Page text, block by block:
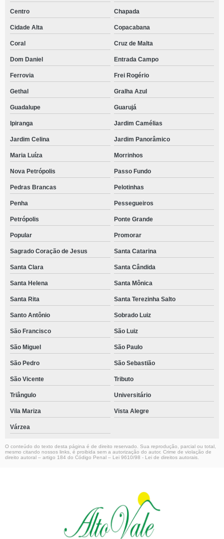
Centro Chapada
Cidade Alta Copacabana
Coral Cruz de Malta
Dom Daniel Entrada Campo
Ferrovia Frei Rogério
Gethal Gralha Azul
Guadalupe Guarujá
Ipiranga Jardim Camélias
Jardim Celina Jardim Panorâmico
Maria Luíza Morrinhos
Nova Petrópolis Passo Fundo
Pedras Brancas Pelotinhas
Penha Pessegueiros
Petrópolis Ponte Grande
Popular Promorar
Sagrado Coração de Jesus Santa Catarina
Santa Clara Santa Cândida
Santa Helena Santa Mônica
Santa Rita Santa Terezinha Salto
Santo Antônio Sobrado Luiz
São Francisco São Luiz
São Miguel São Paulo
São Pedro São Sebastião
São Vicente Tributo
Triângulo Universitário
Vila Mariza Vista Alegre
Várzea
O conteúdo do texto desta página é de direito reservado. Sua reprodução, parcial ou total,
mesmo citando nossos links, é proibida sem a autorização do autor. Crime de violação de
direito autoral – artigo 184 do Código Penal – Lei 9610/98 - Lei de direitos autorais